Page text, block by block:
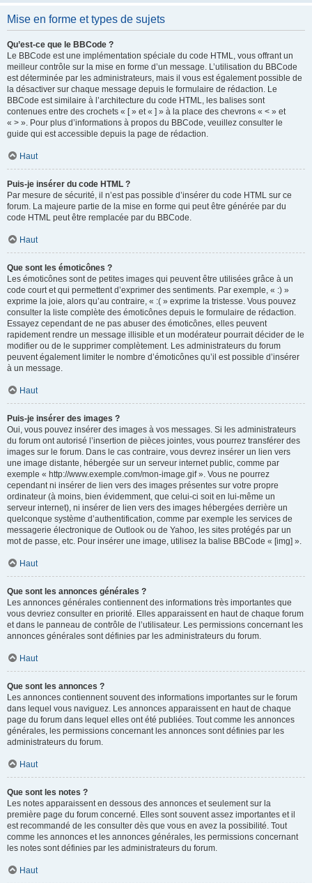
Mise en forme et types de sujets
Qu’est-ce que le BBCode ?
Le BBCode est une implémentation spéciale du code HTML, vous offrant un
meilleur contrôle sur la mise en forme d’un message. L’utilisation du BBCode
est déterminée par les administrateurs, mais il vous est également possible de
la désactiver sur chaque message depuis le formulaire de rédaction. Le
BBCode est similaire à l’architecture du code HTML, les balises sont
contenues entre des crochets « [ » et « ] » à la place des chevrons « < » et
« > ». Pour plus d’informations à propos du BBCode, veuillez consulter le
guide qui est accessible depuis la page de rédaction.
Haut
Puis-je insérer du code HTML ?
Par mesure de sécurité, il n’est pas possible d’insérer du code HTML sur ce
forum. La majeure partie de la mise en forme qui peut être générée par du
code HTML peut être remplacée par du BBCode.
Haut
Que sont les émoticônes ?
Les émoticônes sont de petites images qui peuvent être utilisées grâce à un
code court et qui permettent d’exprimer des sentiments. Par exemple, « :) »
exprime la joie, alors qu’au contraire, « :( » exprime la tristesse. Vous pouvez
consulter la liste complète des émoticônes depuis le formulaire de rédaction.
Essayez cependant de ne pas abuser des émoticônes, elles peuvent
rapidement rendre un message illisible et un modérateur pourrait décider de le
modifier ou de le supprimer complètement. Les administrateurs du forum
peuvent également limiter le nombre d’émoticônes qu’il est possible d’insérer
à un message.
Haut
Puis-je insérer des images ?
Oui, vous pouvez insérer des images à vos messages. Si les administrateurs
du forum ont autorisé l’insertion de pièces jointes, vous pourrez transférer des
images sur le forum. Dans le cas contraire, vous devrez insérer un lien vers
une image distante, hébergée sur un serveur internet public, comme par
exemple « http://www.exemple.com/mon-image.gif ». Vous ne pourrez
cependant ni insérer de lien vers des images présentes sur votre propre
ordinateur (à moins, bien évidemment, que celui-ci soit en lui-même un
serveur internet), ni insérer de lien vers des images hébergées derrière un
quelconque système d’authentification, comme par exemple les services de
messagerie électronique de Outlook ou de Yahoo, les sites protégés par un
mot de passe, etc. Pour insérer une image, utilisez la balise BBCode « [img] ».
Haut
Que sont les annonces générales ?
Les annonces générales contiennent des informations très importantes que
vous devriez consulter en priorité. Elles apparaissent en haut de chaque forum
et dans le panneau de contrôle de l’utilisateur. Les permissions concernant les
annonces générales sont définies par les administrateurs du forum.
Haut
Que sont les annonces ?
Les annonces contiennent souvent des informations importantes sur le forum
dans lequel vous naviguez. Les annonces apparaissent en haut de chaque
page du forum dans lequel elles ont été publiées. Tout comme les annonces
générales, les permissions concernant les annonces sont définies par les
administrateurs du forum.
Haut
Que sont les notes ?
Les notes apparaissent en dessous des annonces et seulement sur la
première page du forum concerné. Elles sont souvent assez importantes et il
est recommandé de les consulter dès que vous en avez la possibilité. Tout
comme les annonces et les annonces générales, les permissions concernant
les notes sont définies par les administrateurs du forum.
Haut